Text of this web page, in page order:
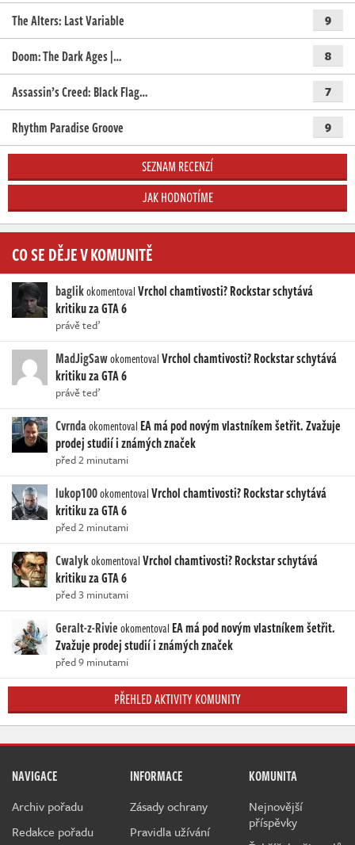
The Alters: Last Variable 9
Doom: The Dark Ages |… 8
Assassin’s Creed: Black Flag… 7
Rhythm Paradise Groove 9
SEZNAM RECENZÍ
JAK HODNOTÍME
CO SE DĚJE V KOMUNITĚ
baglikokomentovalVrchol chamtivosti? Rockstar schytává
kritiku za GTA 6
právě teď
MadJigSawokomentovalVrchol chamtivosti? Rockstar schytává
kritiku za GTA 6
právě teď
Cvrndaokomentoval EA má pod novým vlastníkem šetřit. Zvažuje
prodej studií i známých značek
před 2 minutami
lukop100okomentovalVrchol chamtivosti? Rockstar schytává
kritiku za GTA 6
před 2 minutami
CwalykokomentovalVrchol chamtivosti? Rockstar schytává
kritiku za GTA 6
před 3 minutami
Geralt-z-Rivieokomentoval EA má pod novým vlastníkem šetřit.
Zvažuje prodej studií i známých značek
před 9 minutami
PŘEHLED AKTIVITY KOMUNITY
NAVIGACE
Archiv pořadu
Redakce pořadu
INFORMACE
Zásady ochrany
Pravidla užívání
KOMUNITA
Nejnovější
příspěvky